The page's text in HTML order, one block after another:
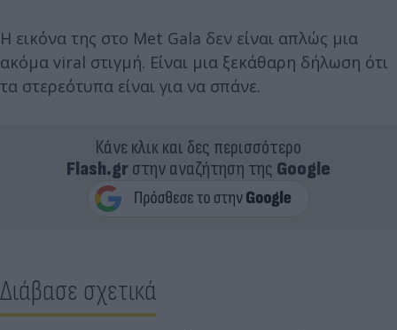
Η εικόνα της στο Met Gala δεν είναι απλώς μια
ακόμα viral στιγμή. Είναι μια ξεκάθαρη δήλωση ότι
τα στερεότυπα είναι για να σπάνε.
Κάνε κλικ και δες περισσότερο
Flash.grστην αναζήτηση της Google
Διάβασε σχετικά